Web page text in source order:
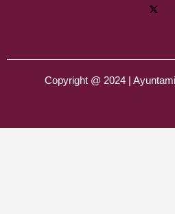
Copyright @ 2024 |